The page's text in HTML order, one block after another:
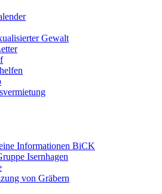
Gewalt
Informationen BiCK
Isernhagen
von Gräbern